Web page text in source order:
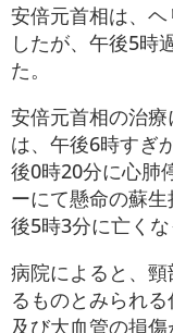
安倍元首相は、
したが、午後5時
た。
安倍元首相の治
は、午後6時すぎ
後0時20分に心肺
ーにて懸命の蘇
後5時3分に亡くな
病院によると、
るものとみられ
及び大血管の損傷